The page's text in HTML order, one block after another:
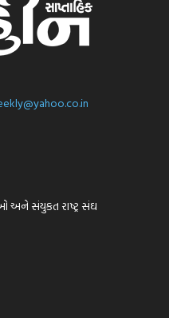
અને સંયુકત રાષ્ટ્ર સંઘ